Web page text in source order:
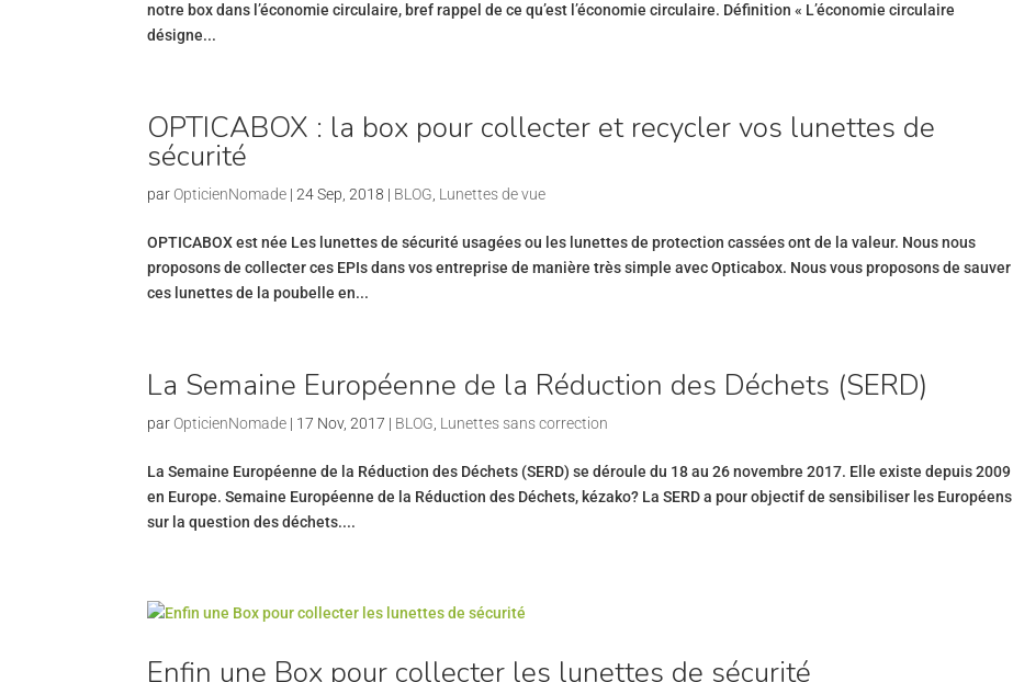
notre box dans l’économie circulaire, bref rappel de ce qu’est l’économie circulaire. Définition « L’économie circulaire
désigne...
OPTICABOX : la box pour collecter et recycler vos lunettes de
sécurité
par OpticienNomade |24 Sep, 2018 | BLOG Lunettes de vue
OPTICABOX est née Les lunettes de sécurité usagées ou les lunettes de protection cassées ont de la valeur. Nous nous
proposons de collecter ces EPIs dans vos entreprise de manière très simple avec Opticabox. Nous vous proposons de sauver
ces lunettes de la poubelle en...
La Semaine Européenne de la Réduction des Déchets (SERD)
par OpticienNomade | 17 Nov, 2017 | BLOG Lunettes sans correction
La Semaine Européenne de la Réduction des Déchets (SERD) se déroule du 18 au 26 novembre 2017. Elle existe depuis 2009
en Europe. Semaine Européenne de la Réduction des Déchets, kézako? La SERD a pour objectif de sensibiliser les Européens
sur la question des déchets....
Enfin une Box pour collecter les lunettes de sécurité